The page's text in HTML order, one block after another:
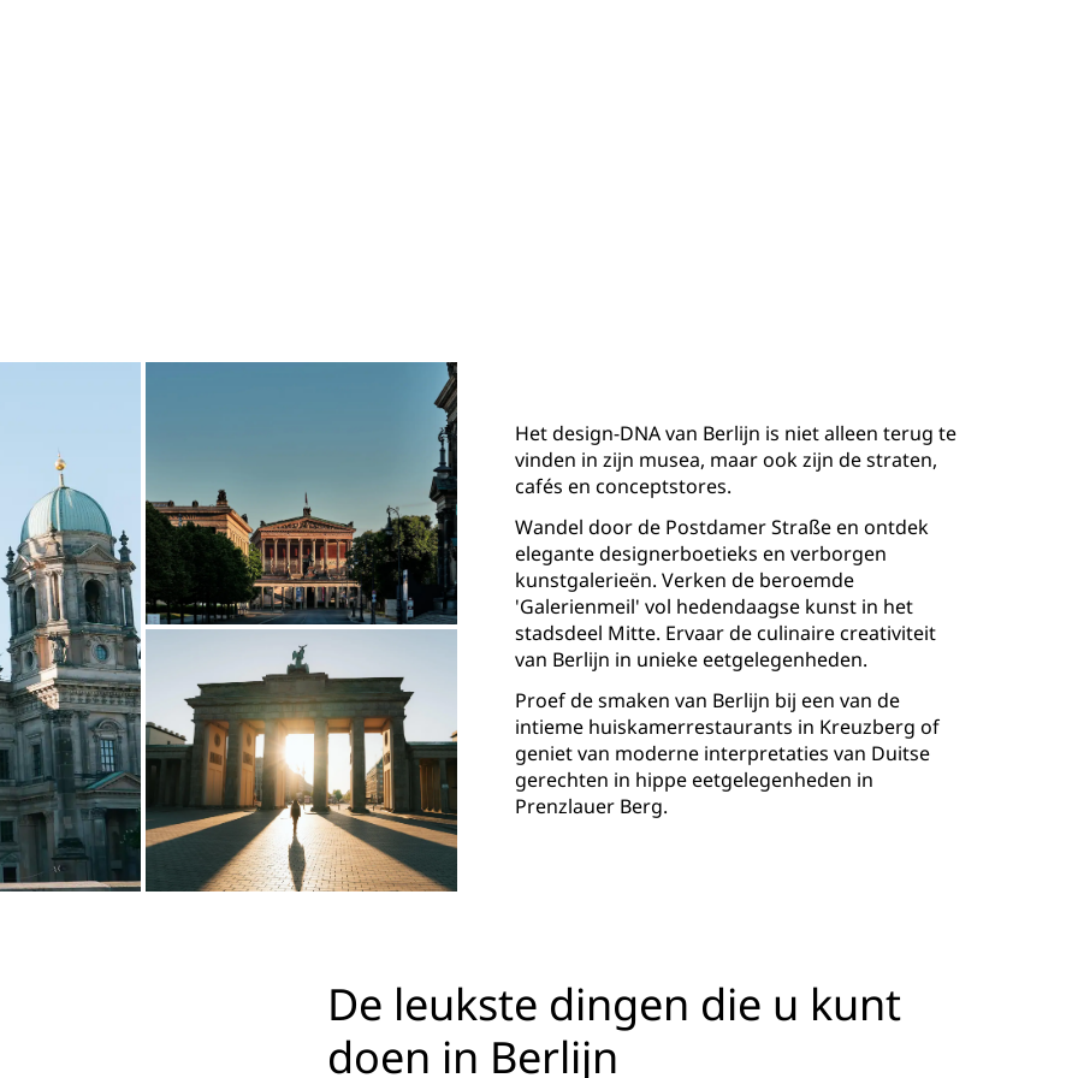
Het design-DNA van Berlijn is niet alleen terug te
vinden in zijn musea, maar ook zijn de straten,
cafés en conceptstores.
Wandel door de Postdamer Straße en ontdek
elegante designerboetieks en verborgen
kunstgalerieën. Verken de beroemde
'Galerienmeil' vol hedendaagse kunst in het
stadsdeel Mitte. Ervaar de culinaire creativiteit
van Berlijn in unieke eetgelegenheden.
Proef de smaken van Berlijn bij een van de
intieme huiskamerrestaurants in Kreuzberg of
geniet van moderne interpretaties van Duitse
gerechten in hippe eetgelegenheden in
Prenzlauer Berg.
De leukste dingen die u kunt
doen in Berlijn